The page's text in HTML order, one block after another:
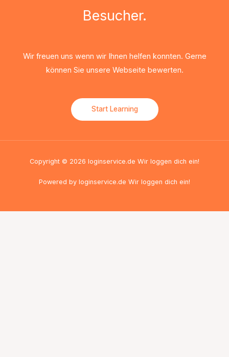
Besucher.
Wir freuen uns wenn wir Ihnen helfen konnten. Gerne
können Sie unsere Webseite bewerten.
Start Learning
Copyright © 2026 loginservice.de Wir loggen dich ein!
Powered by loginservice.de Wir loggen dich ein!